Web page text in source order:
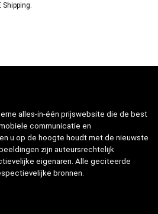
Shipping.
alles-in-één prijswebsite die de best
communicatie en
u op de hoogte houdt met de nieuwste
zijn auteursrechtelijk
eigenaren. Alle geciteerde
bronnen.